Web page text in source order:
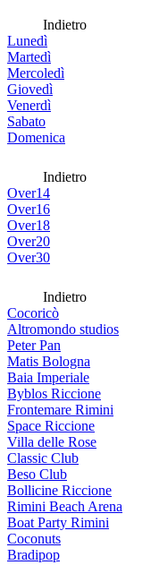
Indietro
Lunedì
Martedì
Mercoledì
Giovedì
Venerdì
Sabato
Domenica
Indietro
Over14
Over16
Over18
Over20
Over30
Indietro
Cocoricò
Altromondo studios
Peter Pan
Matis Bologna
Baia Imperiale
Byblos Riccione
Frontemare Rimini
Space Riccione
Villa delle Rose
Classic Club
Beso Club
Bollicine Riccione
Rimini Beach Arena
Boat Party Rimini
Coconuts
Bradipop